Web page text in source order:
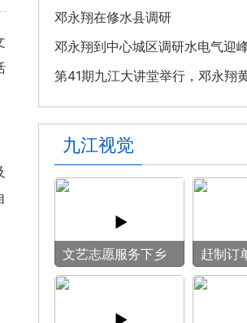
邓永翔在修水县调研
邓永翔到中心城区调研水电气迎
作
第41期九江大讲堂举行，邓永翔
勇出席
九江视觉
文艺志愿服务下乡
用镜头记录乡村笑
赶制订